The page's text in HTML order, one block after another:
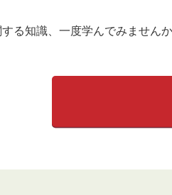
る知識、一度学んでみません